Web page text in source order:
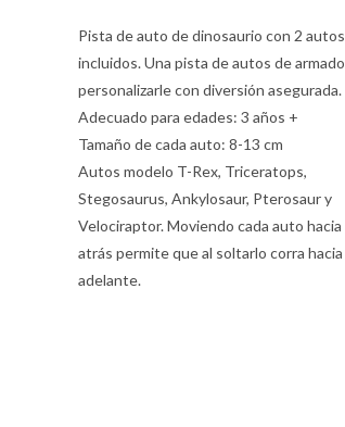
Pista de auto de dinosaurio con 2 autos
incluidos. Una pista de autos de armado
personalizarle con diversión asegurada.
Adecuado para edades: 3 años +
Tamaño de cada auto: 8-13 cm
Autos modelo T-Rex, Triceratops,
Stegosaurus, Ankylosaur, Pterosaur y
Velociraptor. Moviendo cada auto hacia
atrás permite que al soltarlo corra hacia
adelante.